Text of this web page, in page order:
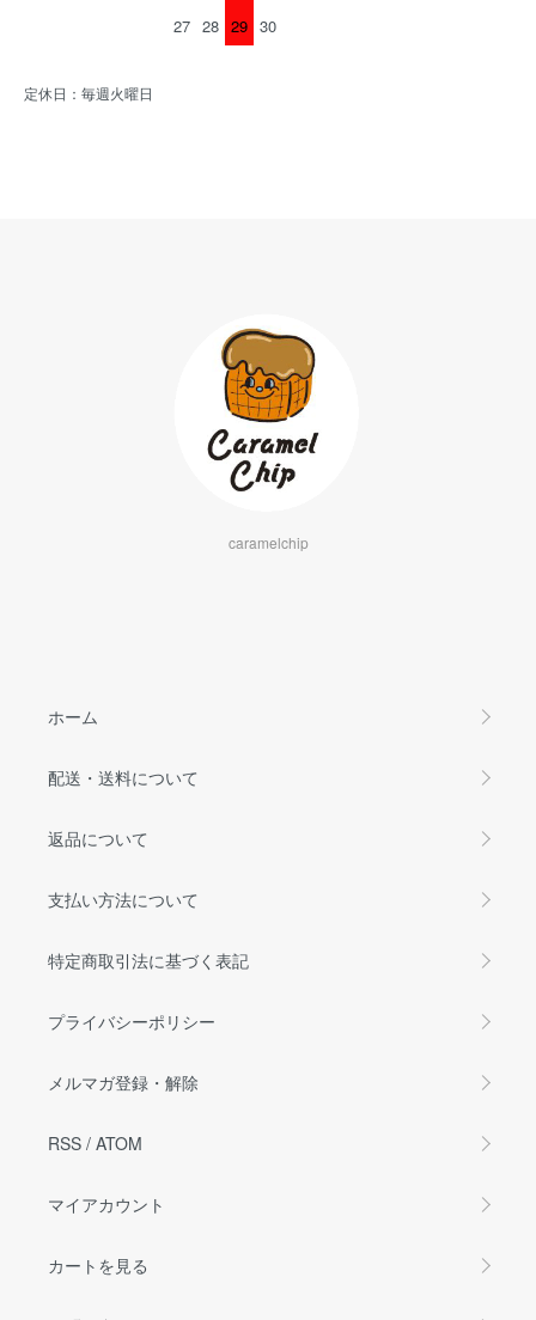
27 28 29 30
定休日：毎週火曜日
caramelchip
ホーム
配送・送料について
返品について
支払い方法について
特定商取引法に基づく表記
プライバシーポリシー
メルマガ登録・解除
RSS / ATOM
マイアカウント
カートを見る